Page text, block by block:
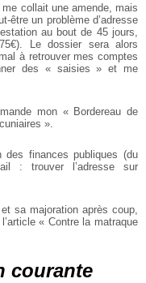
collait une amende, mais
être un problème d’adresse
au bout de 45 jours,
Le dossier sera alors
à retrouver mes comptes
des « saisies » et me
mon « Bordereau de
».
finances publiques (du
: trouver l’adresse sur
sa majoration après coup,
« Contre la matraque
courante